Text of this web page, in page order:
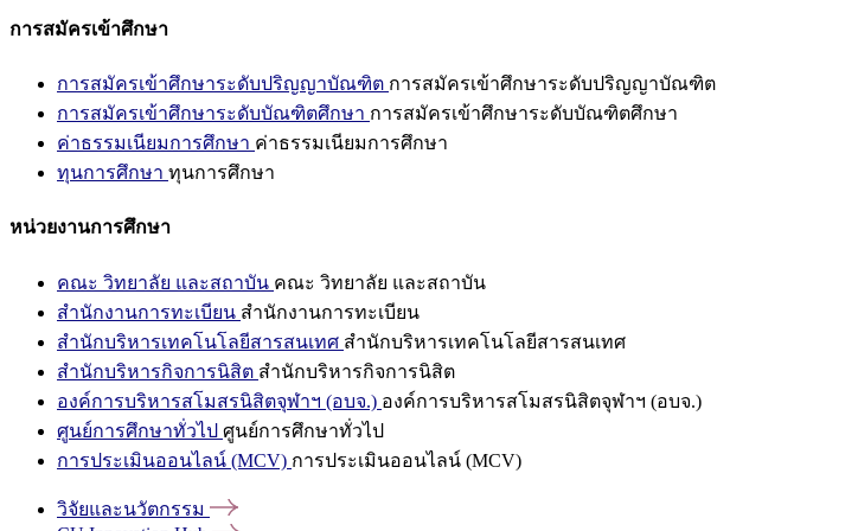
การสมัครเข้าศึกษา
การสมัครเข้าศึกษาระดับปริญญาบัณฑิต การสมัครเข้าศึกษาระดับปริญญาบัณฑิต
การสมัครเข้าศึกษาระดับบัณฑิตศึกษา การสมัครเข้าศึกษาระดับบัณฑิตศึกษา
ค่าธรรมเนียมการศึกษา ค่าธรรมเนียมการศึกษา
ทุนการศึกษา ทุนการศึกษา
หน่วยงานการศึกษา
คณะ วิทยาลัย และสถาบัน คณะ วิทยาลัย และสถาบัน
สำนักงานการทะเบียน สำนักงานการทะเบียน
สำนักบริหารเทคโนโลยีสารสนเทศ สำนักบริหารเทคโนโลยีสารสนเทศ
สำนักบริหารกิจการนิสิต สำนักบริหารกิจการนิสิต
องค์การบริหารสโมสรนิสิตจุฬาฯ (อบจ.) องค์การบริหารสโมสรนิสิตจุฬาฯ (อบจ.)
ศูนย์การศึกษาทั่วไป ศูนย์การศึกษาทั่วไป
การประเมินออนไลน์ (MCV) การประเมินออนไลน์ (MCV)
วิจัยและนวัตกรรม